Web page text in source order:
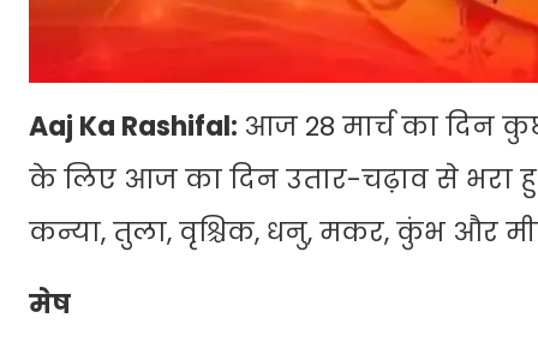
Aaj Ka Rashifal: आज 28 मार्च का दिन
के लिए आज का दिन उतार-चढ़ाव से भरा
कन्या, तुला, वृश्चिक, धनु, मकर, कुंभ और
मेष